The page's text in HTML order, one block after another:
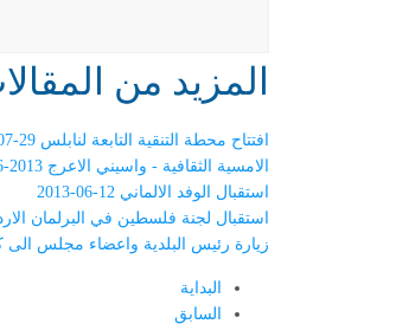
المزيد من
افتتاح محطة التنقية التابعة لنابلس 29-07-2013
الامسية الثقافية - واسيني الاعرج 2013-06-25
استقبال الوفد الالماني 12-06-2013
استقبال لجنة فلسطين في البرلمان الاردني 11‏/06‏/
زيارة رئيس البلدية واعضاء مجلس الى كومو 24-
البداية
السابق